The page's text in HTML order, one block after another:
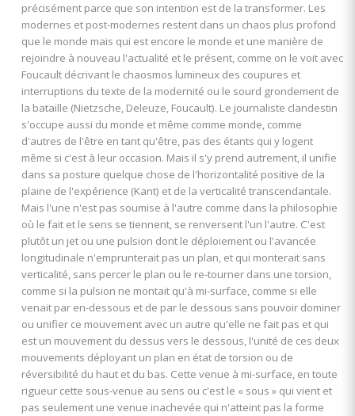
précisément parce que son intention est de la transformer. Les
modernes et post-modernes restent dans un chaos plus profond
que le monde mais qui est encore le monde et une manière de
rejoindre à nouveau l'actualité et le présent, comme on le voit avec
Foucault décrivant le chaosmos lumineux des coupures et
interruptions du texte de la modernité ou le sourd grondement de
la bataille (Nietzsche, Deleuze, Foucault). Le journaliste clandestin
s'occupe aussi du monde et même comme monde, comme
d'autres de l'être en tant qu'être, pas des étants qui y logent
même si c'est à leur occasion. Mais il s'y prend autrement, il unifie
dans sa posture quelque chose de l'horizontalité positive de la
plaine de l'expérience (Kant) et de la verticalité transcendantale.
Mais l'une n'est pas soumise à l'autre comme dans la philosophie
où le fait et le sens se tiennent, se renversent l'un l'autre. C'est
plutôt un jet ou une pulsion dont le déploiement ou l'avancée
longitudinale n'emprunterait pas un plan, et qui monterait sans
verticalité, sans percer le plan ou le re-tourner dans une torsion,
comme si la pulsion ne montait qu'à mi-surface, comme si elle
venait par en-dessous et de par le dessous sans pouvoir dominer
ou unifier ce mouvement avec un autre qu'elle ne fait pas et qui
est un mouvement du dessus vers le dessous, l'unité de ces deux
mouvements déployant un plan en état de torsion ou de
réversibilité du haut et du bas. Cette venue à mi-surface, en toute
rigueur cette sous-venue au sens ou c'est le « sous » qui vient et
pas seulement une venue inachevée qui n'atteint pas la forme